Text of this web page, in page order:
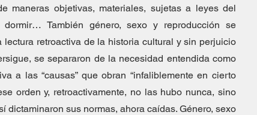
maneras objetivas, materiales, sujetas a leyes del
También género, sexo y reproducción se
retroactiva de la historia cultural y sin perjuicio
se separaron de la necesidad entendida como
a las “causas” que obran “infaliblemente en cierto
orden y, retroactivamente, no las hubo nunca, sino
sus normas, ahora caídas. Género, sexo